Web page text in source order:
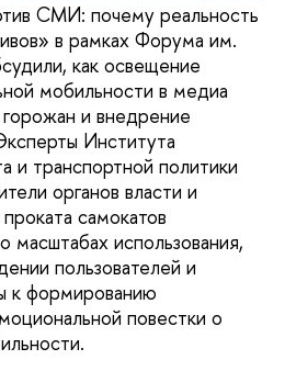
СМИ: почему реальность
в рамках Форума им.
как освещение
мобильности в медиа
и внедрение
Института
и транспортной политики
органов власти и
самокатов
масштабах использования,
пользователей и
к формированию
повестки о